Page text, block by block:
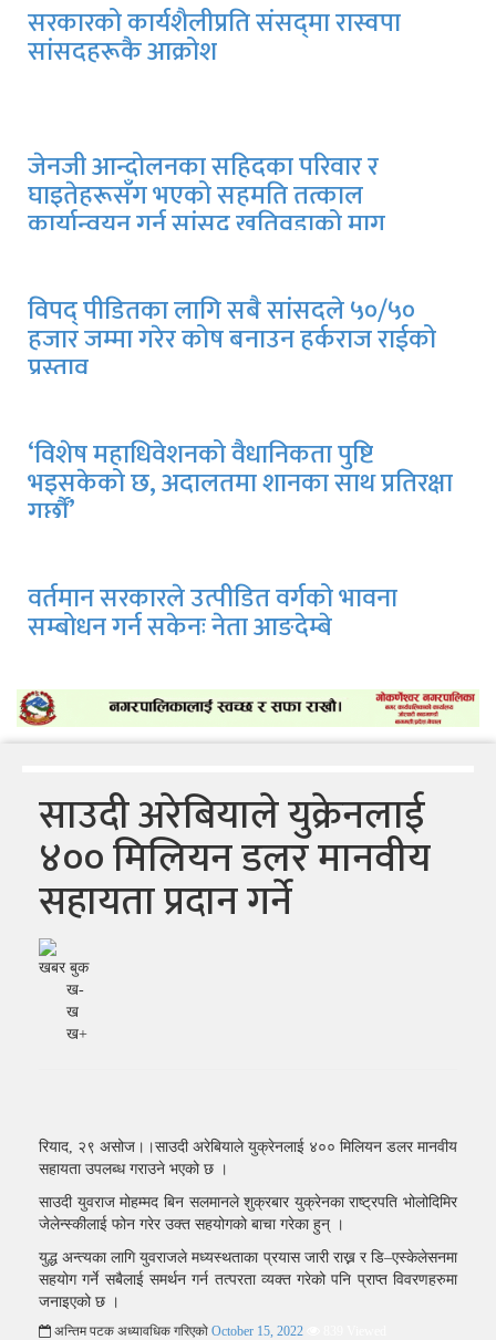
बराबरको खोप दिने
सरकारको कार्यशैलीप्रति संसद्‍मा रास्वपा
सांसदहरूकै आक्रोश
जेनजी आन्दोलनका सहिदका परिवार र
घाइतेहरूसँग भएको सहमति तत्काल
कार्यान्वयन गर्न सांसद खतिवडाको माग
विपद् पीडितका लागि सबै सांसदले ५०/५०
हजार जम्मा गरेर कोष बनाउन हर्कराज राईको
प्रस्ताव
‘विशेष महाधिवेशनको वैधानिकता पुष्टि
भइसकेको छ, अदालतमा शानका साथ प्रतिरक्षा
गर्छौं’
वर्तमान सरकारले उत्पीडित वर्गको भावना
सम्बोधन गर्न सकेनः नेता आङदेम्बे
साउदी अरेबियाले युक्रेनलाई
४०० मिलियन डलर मानवीय
सहायता प्रदान गर्ने
खबर बुक
ख-
ख
ख+
रियाद, २९ असोज।।साउदी अरेबियाले युक्रेनलाई ४०० मिलियन डलर मानवीय
सहायता उपलब्ध गराउने भएको छ ।
साउदी युवराज मोहम्मद बिन सलमानले शुक्रबार युक्रेनका राष्ट्रपति भोलोदिमिर
जेलेन्स्कीलाई फोन गरेर उक्त सहयोगको बाचा गरेका हुन् ।
युद्ध अन्त्यका लागि युवराजले मध्यस्थताका प्रयास जारी राख्न र डि–एस्केलेसनमा
सहयोग गर्ने सबैलाई समर्थन गर्न तत्परता व्यक्त गरेको पनि प्राप्त विवरणहरुमा
जनाइएको छ ।
अन्तिम पटक अध्यावधिक गरिएको October 15, 2022